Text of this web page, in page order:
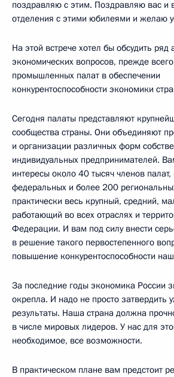
поздравляю с этим. Поздравляю вас и
отделения с этими юбилеями и желаю
На этой встрече хотел бы обсудить ряд
экономических вопросов, прежде
промышленных палат в обеспечении
конкурентоспособности экономики
Сегодня палаты представляют
сообщества страны. Они объединяют
и организации различных форм
индивидуальных предпринимателей.
интересы около 40 тысяч членов
федеральных и более 200
практически весь крупный, средний,
работающий во всех отраслях и
Федерации. И вам под силу внести
в решение такого первостепенного
повышение конкурентоспособности
За последние годы экономика России
окрепла. И надо не просто затвердить
результаты. Наша страна должна
в числе мировых лидеров. У нас для
необходимое, все возможности.
В практическом плане вам предстоит